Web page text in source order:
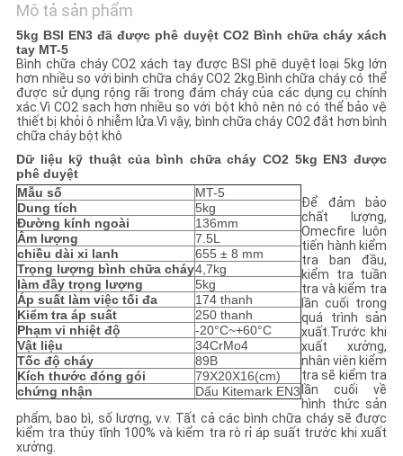
BÁO
GIÁ
SƠ
ĐỒ
TRANG
WEB
CHÍNH
SÁCH
BẢO
MẬT
Mô tả sản phẩm
5kg BSI EN3 đã được phê duyệt CO2 Bình chữa cháy xách
tay MT-5
Bình chữa cháy CO2 xách tay được BSI phê duyệt loại 5kg lớn
hơn nhiều so với bình chữa cháy CO2 2kg.Bình chữa cháy có thể
được sử dụng rộng rãi trong đám cháy của các dụng cụ chính
xác.Vì CO2 sạch hơn nhiều so với bột khô nên nó có thể bảo vệ
thiết bị khỏi ô nhiễm lửa.Vì vậy, bình chữa cháy CO2 đắt hơn bình
chữa cháy bột khô
Dữ liệu kỹ thuật của bình chữa cháy CO2 5kg EN3 được
phê duyệt
Mẫu số
MT-5
Dung tích
5kg
Đường kính ngoài
136mm
Âm lượng
7.5L
chiều dài xi lanh
655 ± 8 mm
Trọng lượng bình chữa cháy4,7kg
làm đầy trọng lượng
5kg
Áp suất làm việc tối đa
174 thanh
Kiểm tra áp suất
250 thanh
Phạm vi nhiệt độ
-20°C~+60°C
Vật liệu
34CrMo4
Tốc độ cháy
89B
Kích thước đóng gói
79X20X16(cm)
chứng nhận
Dấu Kitemark EN3
Để đảm bảo
chất lượng,
Omecfire luôn
tiến hành kiểm
tra ban đầu,
kiểm tra tuần
tra và kiểm tra
lần cuối trong
quá trình sản
xuất.Trước khi
xuất xưởng,
nhân viên kiểm
tra sẽ kiểm tra
lần cuối về
hình thức sản
phẩm, bao bì, số lượng, v.v. Tất cả các bình chữa cháy sẽ được
kiểm tra thủy tĩnh 100% và kiểm tra rò rỉ áp suất trước khi xuất
xưởng.